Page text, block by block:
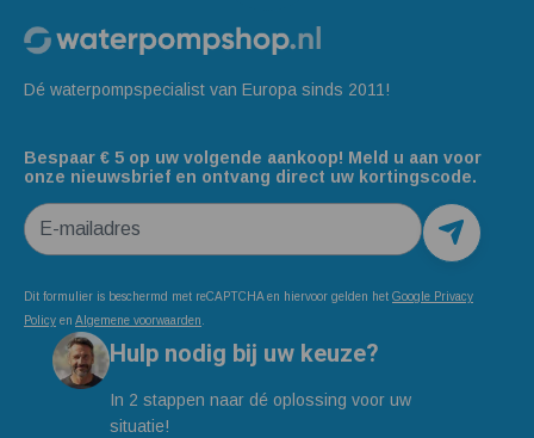
Dé waterpompspecialist van Europa sinds 2011!
Bespaar € 5 op uw volgende aankoop! Meld u aan voor
onze nieuwsbrief en ontvang direct uw kortingscode.
E-mailadres
Dit formulier is beschermd met reCAPTCHA en hiervoor gelden het Google Privacy
Policy en Algemene voorwaarden
Hulp nodig bij uw keuze?
In 2 stappen naar dé oplossing voor uw
situatie!